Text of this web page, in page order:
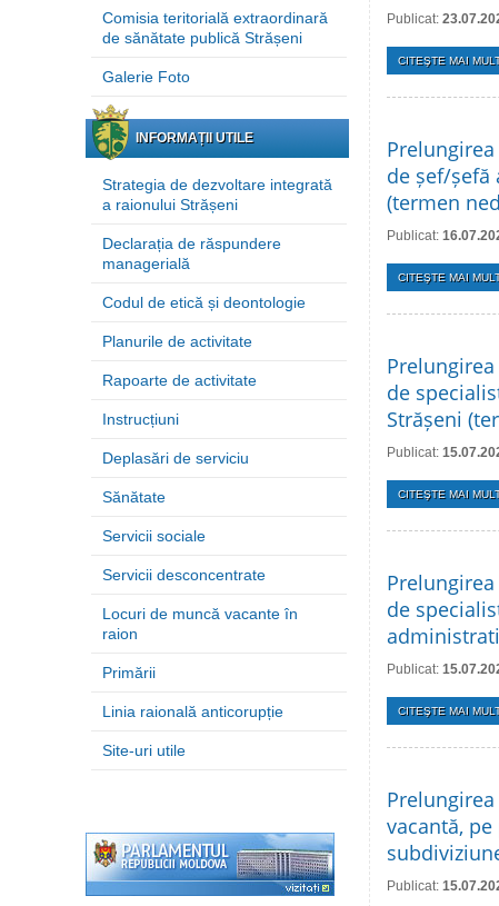
Comisia teritorială extraordinară
de sănătate publică Strășeni
Galerie Foto
INFORMAȚII UTILE
Strategia de dezvoltare integrată
a raionului Strășeni
Declarația de răspundere
managerială
Codul de etică și deontologie
Planurile de activitate
Rapoarte de activitate
Instrucțiuni
Deplasări de serviciu
Sănătate
Servicii sociale
Servicii desconcentrate
Locuri de muncă vacante în
raion
Primării
Linia raională anticorupție
Site-uri utile
Publicat:
CITEŞTE MAI
de șef/șefă
(termen
Publicat:
CITEŞTE MAI
de
Strășeni
Publicat:
CITEŞTE MAI
de
Publicat:
CITEŞTE MAI
vacantă,
Publicat: